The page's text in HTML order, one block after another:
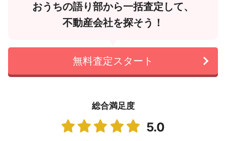
おうちの語り部から一括査定して、
不動産会社を探そう！
無料査定スタート
総合満足度
5.0